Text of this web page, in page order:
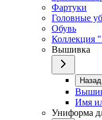
Фартуки
Головные
Обувь
Коллекция
Вышивка
Назад
Имя
Униформа